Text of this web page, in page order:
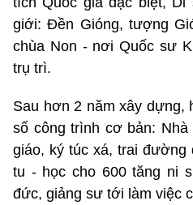
giới: Đền Gióng, tượng
chùa Non - nơi Quốc sư
trụ trì.
Sau hơn 2 năm xây dựng,
số công trình cơ bản:
giáo, ký túc xá, trai đường
tu - học cho 600 tăng ni
đức, giảng sư tới làm việc